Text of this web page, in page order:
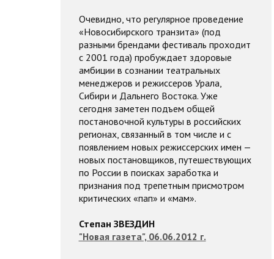
Очевидно, что регулярное проведение
«Новосибирского транзита» (под
разными брендами фестиваль проходит
с 2001 года) пробуждает здоровые
амбиции в сознании театральных
менеджеров и режиссеров Урала,
Сибири и Дальнего Востока. Уже
сегодня заметен подъем общей
постановочной культуры в российских
регионах, связанный в том числе и с
появлением новых режиссерских имен —
новых постановщиков, путешествующих
по России в поисках заработка и
признания под трепетным присмотром
критических «пап» и «мам».
Степан ЗВЕЗДИН
"Новая газета", 06.06.2012 г.